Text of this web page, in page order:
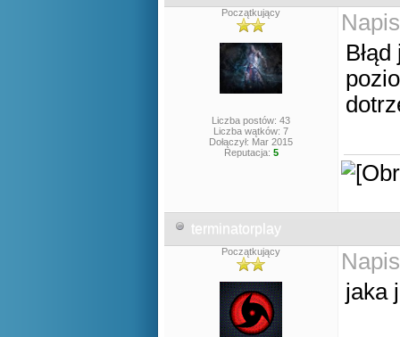
Początkujący
Liczba postów: 43
Liczba wątków: 7
Dołączył: Mar 2015
Reputacja: 5
terminatorplay
Początkujący
jaka